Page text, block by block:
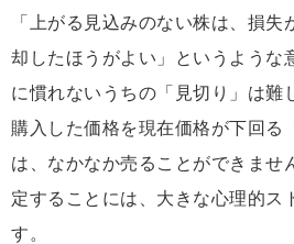
「上がる見込みのない株は、損失
却したほうがよい」というような
に慣れないうちの「見切り」は難
購入した価格を現在価格が下回る
は、なかなか売ることができませ
定することには、大きな心理的ス
す。